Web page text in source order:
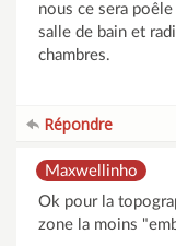
nous ce sera
salle de bain et
chambres.
Répondre
Maxwellinho
Ok pour la
zone la moins